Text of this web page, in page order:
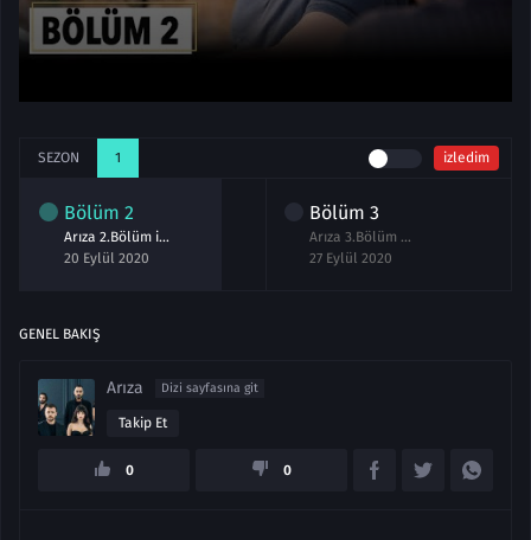
SEZON 1 izledim
Bölüm 2
Arıza 2.Bölüm izle Full
20 Eylül 2020
Bölüm 3
Arıza 3.Bölüm Full izle
27 Eylül 2020
GENEL BAKIŞ
Arıza Dizi sayfasına git
Takip Et
0 0